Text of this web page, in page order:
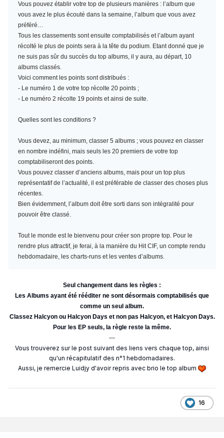
Vous pouvez établir votre top de plusieurs manières : l’album que
vous avez le plus écouté dans la semaine, l’album que vous avez
préféré…
Tous les classements sont ensuite comptabilisés et l’album ayant
récolté le plus de points sera à la tête du podium. Etant donné que je
ne suis pas sûr du succès du top albums, il y aura, au départ, 10
albums classés.
Voici comment les points sont distribués :
- Le numéro 1 de votre top récolte 20 points ;
- Le numéro 2 récolte 19 points et ainsi de suite.
Quelles sont les conditions ?
Vous devez, au minimum, classer 5 albums ; vous pouvez en classer
en nombre indéfini, mais seuls les 20 premiers de votre top
comptabiliseront des points.
Vous pouvez classer d’anciens albums, mais pour un top plus
représentatif de l’actualité, il est préférable de classer des choses plus
récentes.
Bien évidemment, l’album doit être sorti dans son intégralité pour
pouvoir être classé.
Tout le monde est le bienvenu pour créer son propre top. Pour le
rendre plus attractif, je ferai, à la manière du Hit CIF, un compte rendu
hebdomadaire, les charts-runs et les ventes d’albums.
Seul changement dans les règles :
Les Albums ayant été rééditer ne sont désormais comptabilisés que
comme un seul album.
Classez Halcyon ou Halcyon Days et non pas Halcyon, et Halcyon Days.
Pour les EP seuls, la règle reste la même.
---
Vous trouverez sur le post suivant des liens vers chaque top, ainsi
qu'un récapitulatif des n°1 hebdomadaires.
Aussi, je remercie Luidjy d'avoir repris avec brio le top album
16